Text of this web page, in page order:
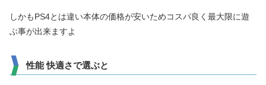
しかもPS4とは違い本体の価格が安いためコスパ良く最大限に遊
ぶ事が出来ますよ
性能 快適さで選ぶと